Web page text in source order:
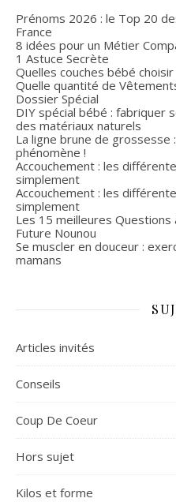
Prénoms 2026 : le Top 20
France
8 idées pour un Métier
1 Astuce Secrète
Quelles couches bébé
Quelle quantité de
Dossier Spécial
DIY spécial bébé : fabriquer
des matériaux naturels
La ligne brune de grossesse
phénomène !
Accouchement : les
simplement
Accouchement : les
simplement
Les 15 meilleures Questions
Future Nounou
Se muscler en douceur :
mamans
Articles invités
Conseils
Coup De Coeur
Hors sujet
Kilos et forme